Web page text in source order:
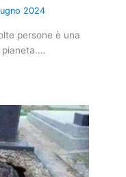
2024
persone è una
pianeta.…